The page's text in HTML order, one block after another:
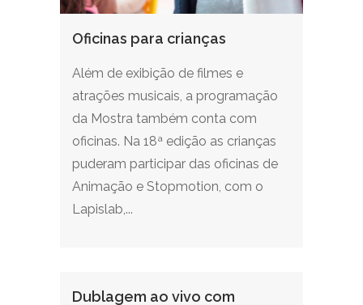
Oficinas para crianças
Além de exibição de filmes e
atrações musicais, a programação
da Mostra também conta com
oficinas. Na 18ª edição as crianças
puderam participar das oficinas de
Animação e Stopmotion, com o
Lapislab,...
Dublagem ao vivo com